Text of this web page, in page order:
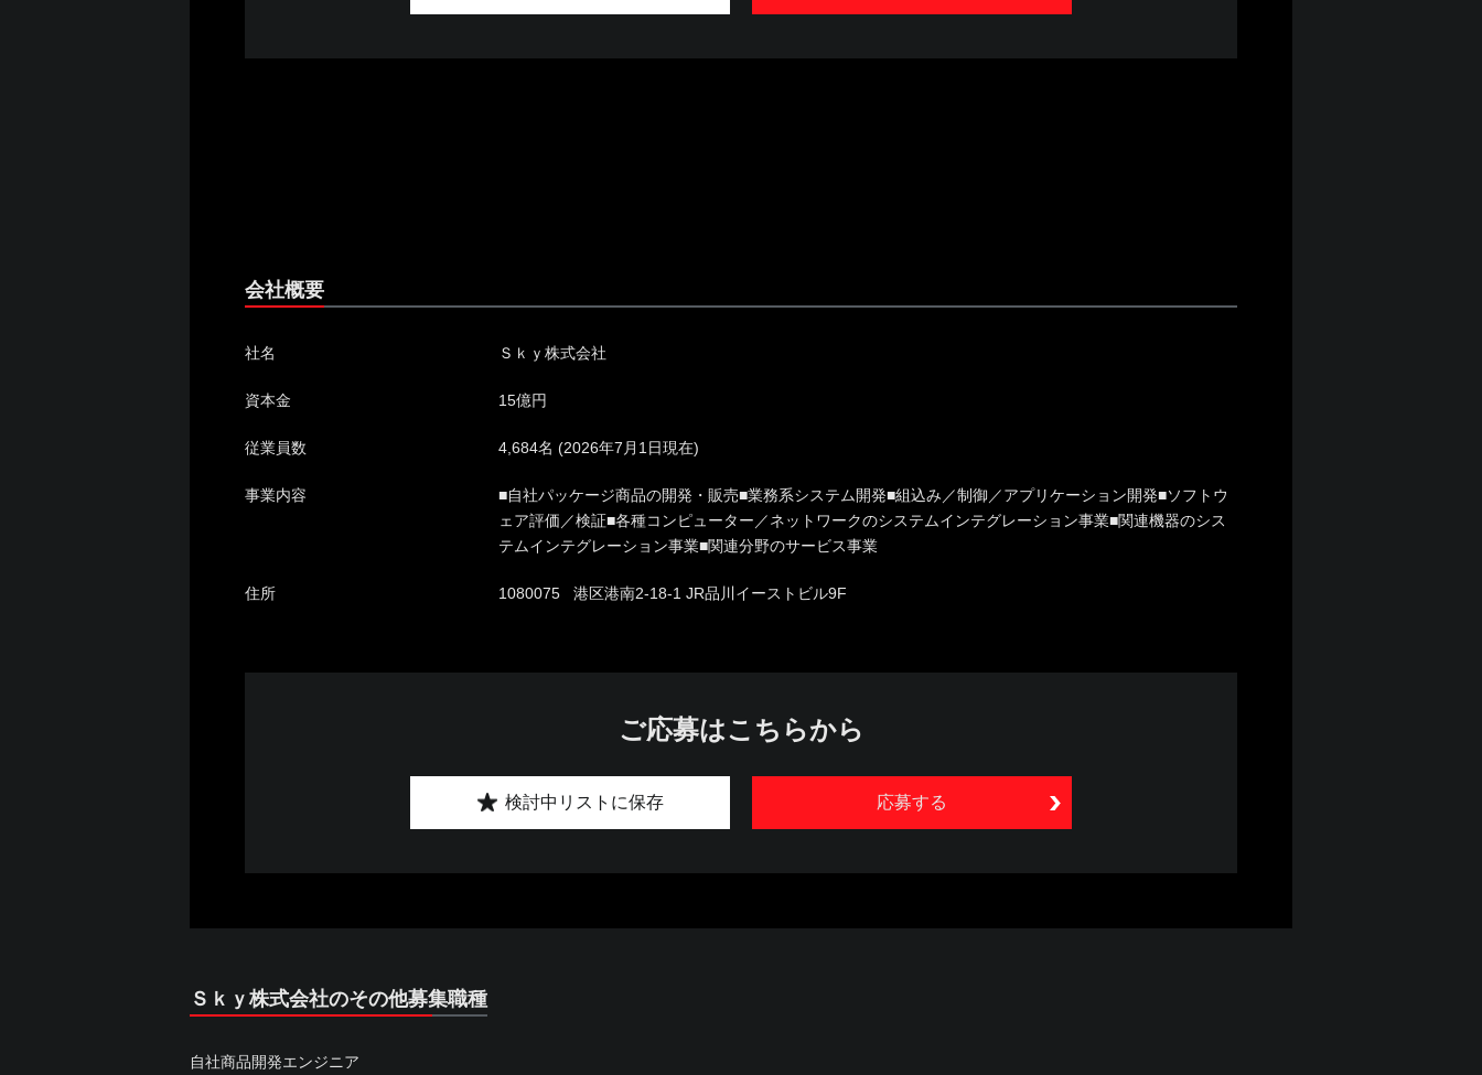
会社概要
社名 Ｓｋｙ株式会社
資本金 15億円
従業員数 4,684名 (2026年7月1日現在)
事業内容
■自社パッケージ商品の開発・販売■業務系システム開発■組込み／制御／アプリケーション開発■ソフトウ
ェア評価／検証■各種コンピューター／ネットワークのシステムインテグレーション事業■関連機器のシス
テムインテグレーション事業■関連分野のサービス事業
住所 1080075 港区港南2-18-1 JR品川イーストビル9F
ご応募はこちらから
応募する
検討中リストに保存
Ｓｋｙ株式会社のその他募集職種
自社商品開発エンジニア